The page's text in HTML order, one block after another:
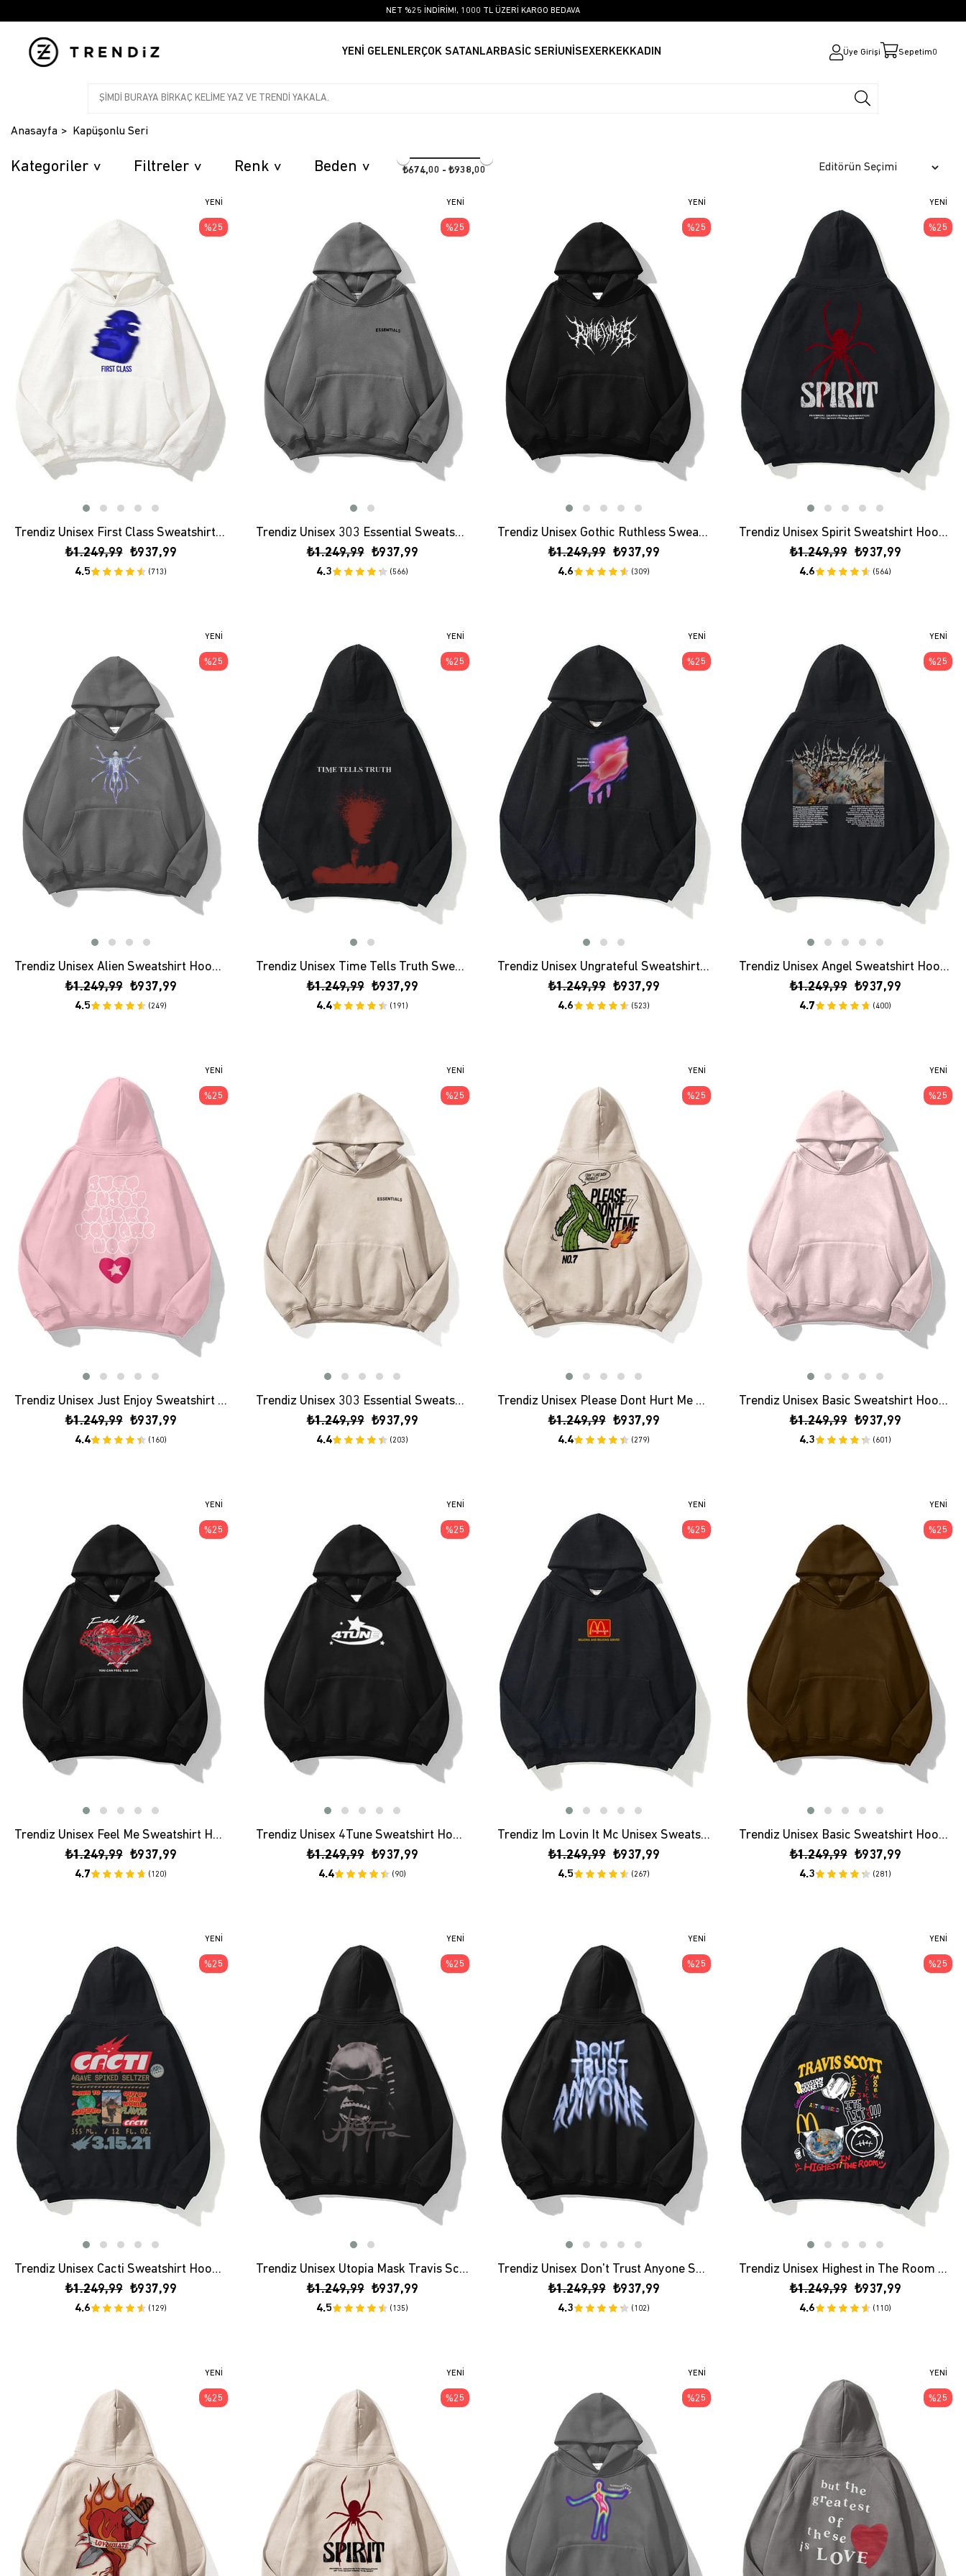
NET %25 İNDİRİM!, 1000 TL ÜZERİ KARGO BEDAVA
YENİ GELENLERÇOK SATANLARBASİC SERİ UNİSEXERKEKKADIN Üye Girişi Sepetim0
Anasayfa Kapüşonlu Seri
Kategoriler Filtreler Renk Beden ₺674,00 - ₺938,00
Trendiz Unisex First Class Sweatshirt Hoodie Beyaz
₺937,99
₺1.249,99
4.5 (713)
YENI
ÜRÜN
%25
Trendiz Unisex 303 Essential Sweatshirt Hoodie Antrasit
₺937,99
₺1.249,99
4.3 (566)
YENI
ÜRÜN
%25
Trendiz Unisex Gothic Ruthless Sweatshirt Hoodie Siyah
₺937,99
₺1.249,99
4.6 (309)
YENI
ÜRÜN
%25
Trendiz Unisex Spirit Sweatshirt Hoodie Siyah
₺937,99
₺1.249,99
4.6 (564)
YENI
ÜRÜN
%25
Trendiz Unisex Alien Sweatshirt Hoodie Antrasit
₺937,99
₺1.249,99
4.5 (249)
YENI
ÜRÜN
%25
Trendiz Unisex Time Tells Truth Sweatshirt Hoodie Siyah
₺937,99
₺1.249,99
4.4 (191)
YENI
ÜRÜN
%25
Trendiz Unisex Ungrateful Sweatshirt Hoodie Siyah
₺937,99
₺1.249,99
4.6 (523)
YENI
ÜRÜN
%25
Trendiz Unisex Angel Sweatshirt Hoodie Siyah
₺937,99
₺1.249,99
4.7 (400)
YENI
ÜRÜN
%25
Trendiz Unisex Just Enjoy Sweatshirt Hoodie Pembe
₺937,99
₺1.249,99
4.4 (160)
YENI
ÜRÜN
%25
Trendiz Unisex 303 Essential Sweatshirt Hoodie Taş
₺937,99
₺1.249,99
4.4 (203)
YENI
ÜRÜN
%25
Trendiz Unisex Please Dont Hurt Me Sweatshirt Hoodie Taş
₺937,99
₺1.249,99
4.4 (279)
YENI
ÜRÜN
%25
Trendiz Unisex Basic Sweatshirt Hoodie Pembe
₺937,99
₺1.249,99
4.3 (601)
YENI
ÜRÜN
%25
Trendiz Unisex Feel Me Sweatshirt Hoodie Siyah
₺937,99
₺1.249,99
4.7 (120)
YENI
ÜRÜN
%25
Trendiz Unisex 4Tune Sweatshirt Hoodie Siyah
₺937,99
₺1.249,99
4.4 (90)
YENI
ÜRÜN
%25
Trendiz İm Lovin İt Mc Unisex Sweatshırt Siyah
₺937,99
₺1.249,99
4.5 (267)
YENI
ÜRÜN
%25
Trendiz Unisex Basic Sweatshirt Hoodie Koyu Kahve
₺937,99
₺1.249,99
4.3 (281)
YENI
ÜRÜN
%25
Trendiz Unisex Cacti Sweatshirt Hoodie Siyah
₺937,99
₺1.249,99
4.6 (129)
YENI
ÜRÜN
%25
Trendiz Unisex Utopia Mask Travis Scott Sweatshirt Hoodie Siyah
₺937,99
₺1.249,99
4.5 (135)
YENI
ÜRÜN
%25
Trendiz Unisex Don't Trust Anyone Sweatshirt Hoodie Siyah
₺937,99
₺1.249,99
4.3 (102)
YENI
ÜRÜN
%25
Trendiz Unisex Highest in The Room Sweatshirt Hoodie
₺937,99
₺1.249,99
4.6 (110)
YENI
ÜRÜN
%25
YENI
ÜRÜN
%25
YENI
ÜRÜN
%25
YENI
ÜRÜN
%25
YENI
ÜRÜN
%25